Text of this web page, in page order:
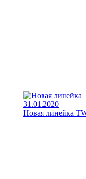
31.01.2020
Новая линейка